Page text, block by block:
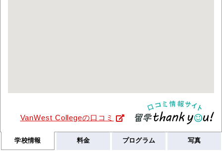
VanWest Collegeの口コミ
学校情報 料金 プログラム 写真